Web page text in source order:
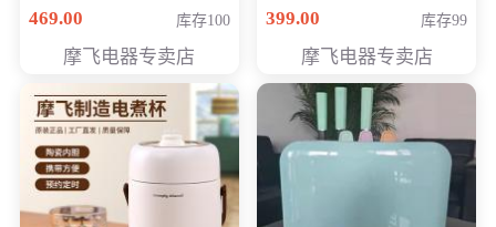
号MF-8888B 会员专享
469.00 库存100
摩飞电器专卖店
元
399.00 库存99
摩飞电器专卖店